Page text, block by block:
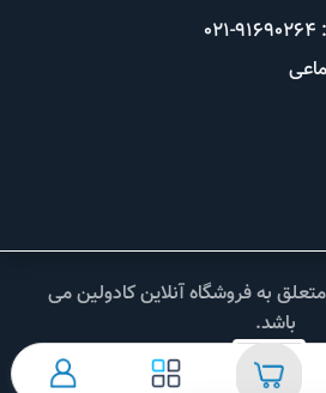
به فروشگاه آنلاین کادولین می
باشد.